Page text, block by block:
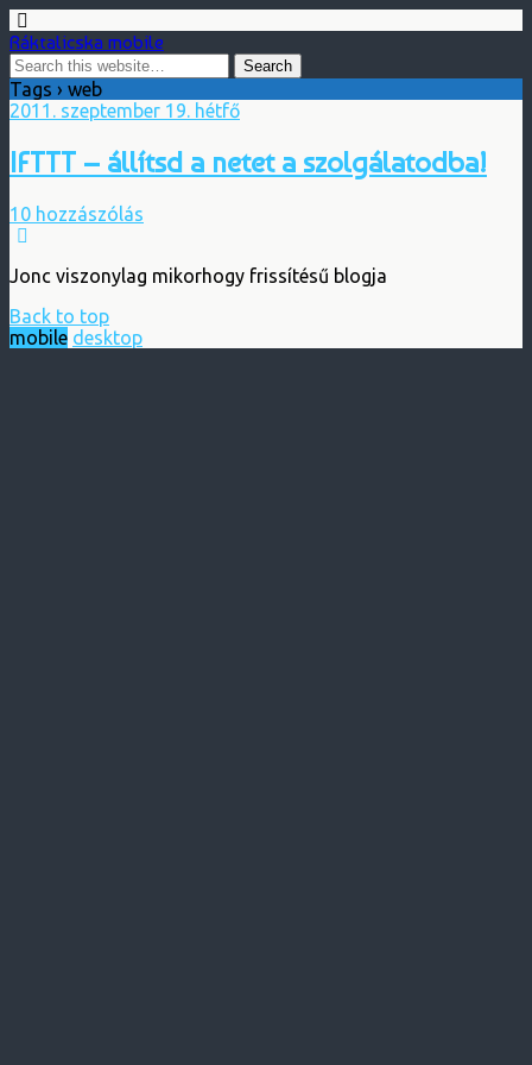
Ráktalicska mobile
Tags › web
2011. szeptember 19. hétfő
IFTTT – állítsd a netet a szolgálatodba!
10 hozzászólás
Jonc viszonylag mikorhogy frissítésű blogja
Back to top
mobile desktop